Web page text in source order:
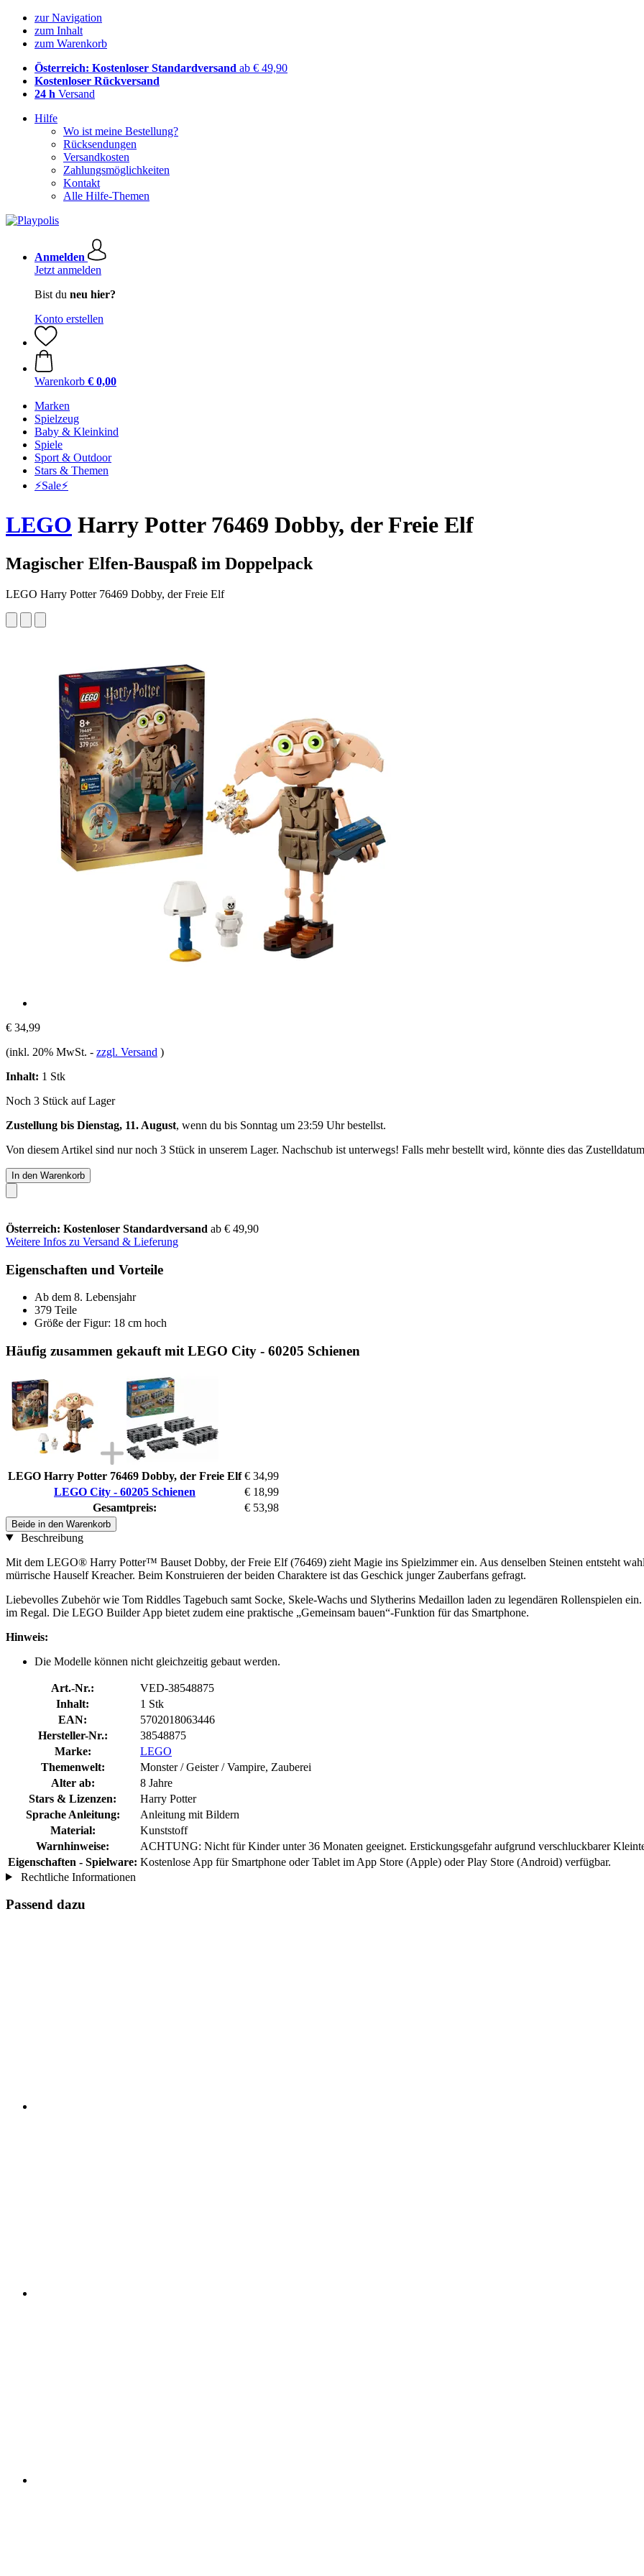
zur Navigation
zum Inhalt
zum Warenkorb
Österreich: Kostenloser Standardversand ab € 49,90
Kostenloser Rückversand
24 h Versand
Hilfe
Wo ist meine Bestellung?
Rücksendungen
Versandkosten
Zahlungsmöglichkeiten
Kontakt
Alle Hilfe-Themen
Anmelden
Jetzt anmelden
Bist du neu hier?
Konto erstellen
Warenkorb € 0,00
Marken
Spielzeug
Baby & Kleinkind
Spiele
Sport & Outdoor
Stars & Themen
⚡️Sale⚡️
LEGO Harry Potter 76469 Dobby, der Freie Elf
Magischer Elfen-Bauspaß im Doppelpack
LEGO Harry Potter 76469 Dobby, der Freie Elf
€ 34,99
(inkl. 20% MwSt. - zzgl. Versand )
Inhalt: 1 Stk
Noch 3 Stück auf Lager
Zustellung bis Dienstag, 11. August, wenn du bis Sonntag um 23:59 Uhrbestellst.
Von diesem Artikel sind nur noch 3 Stück in unserem Lager. Nachschub ist unterwegs! Falls mehr bestellt wird, könnte dies das
In den Warenkorb
Österreich: Kostenloser Standardversand ab € 49,90
Weitere Infos zu Versand & Lieferung
Eigenschaften und Vorteile
Ab dem 8. Lebensjahr
379 Teile
Größe der Figur: 18 cm hoch
Häufig zusammen gekauft mit LEGO City - 60205 Schienen
LEGO Harry Potter 76469 Dobby, der Freie Elf € 34,99
LEGO City - 60205 Schienen
€ 18,99
Gesamtpreis:
€ 53,98
Beide in den Warenkorb
Beschreibung
Mit dem LEGO® Harry Potter™ Bauset Dobby, der Freie Elf (76469) zieht Magie ins Spielzimmer ein. Aus denselben Steinen entsteht
mürrische Hauself Kreacher. Beim Konstruieren der beiden Charaktere ist das Geschick junger Zauberfans gefragt.
Liebevolles Zubehör wie Tom Riddles Tagebuch samt Socke, Skele-Wachs und Slytherins Medaillon laden zu legendären Rollenspielen
im Regal. Die LEGO Builder App bietet zudem eine praktische „Gemeinsam bauen“-Funktion für das Smartphone.
Hinweis:
Die Modelle können nicht gleichzeitig gebaut werden.
Art.-Nr.:
VED-38548875
Inhalt:
1 Stk
EAN:
5702018063446
Hersteller-Nr.:
38548875
Marke:
LEGO
Themenwelt:
Monster / Geister / Vampire, Zauberei
Alter ab:
8 Jahre
Stars & Lizenzen:
Harry Potter
Sprache Anleitung:
Anleitung mit Bildern
Material:
Kunststoff
Warnhinweise:
ACHTUNG: Nicht für Kinder unter 36 Monaten geeignet. Erstickungsgefahr aufgrund verschluckbarer
Eigenschaften - Spielware: Kostenlose App für Smartphone oder Tablet im App Store (Apple) oder Play Store (Android) verfügbar.
Rechtliche Informationen
Passend dazu